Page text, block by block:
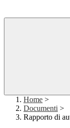
Home >
Documenti >
Rapporto di